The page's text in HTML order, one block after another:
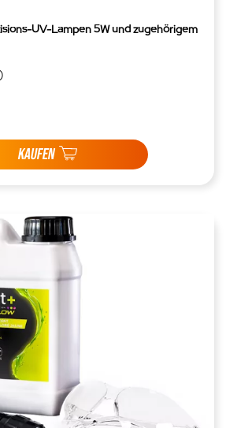
UV-Lampen 5W und zugehörigem
KAUFEN